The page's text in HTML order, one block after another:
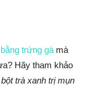
trứng gà mà
Hãy tham khảo
trà xanh trị mụn